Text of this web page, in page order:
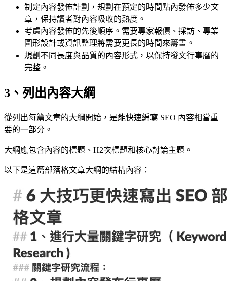
制定內容發佈計劃，規劃在預定的時間點內發佈多少文
章，保持讀者對內容吸收的熱度。
考慮內容發佈的先後順序。需要專家報價、採訪、專業
圖形設計或資訊整理將需要更長的時間來籌畫。
規劃不同長度與品質的內容形式，以保持發文行事曆的
完整。
3、列出內容大綱
從列出每篇文章的大綱開始，是能快速編寫 SEO 內容相當重
要的一部分。
大綱應包含內容的標題、H2次標題和核心討論主題。
以下是這篇部落格文章大綱的結構內容：